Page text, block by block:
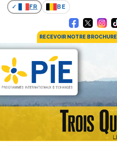
FR BE
RECEVOIR NOTRE BROCHURE